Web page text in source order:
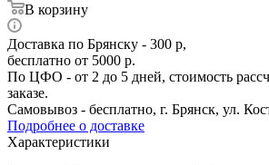
В корзину
Доставка по Брянску - 300 р,
бесплатно от 5000 р.
По ЦФО - от 2 до 5 дней, стоимость
заказе.
Самовывоз - бесплатно, г. Брянск, ул.
Подробнее о доставке
Характеристики